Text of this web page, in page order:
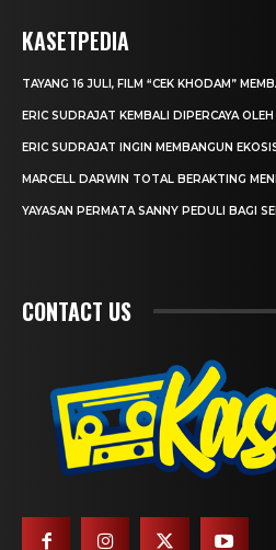
KASETPEDIA
TAYANG 16 JULI, FILM “CEK KHODAM”
ERIC SUDRAJAT KEMBALI DIPERCAYA
ERIC SUDRAJAT INGIN MEMBANGUN
MARCELL DARWIN TOTAL BERAKTING
YAYASAN PERMATA SANNY PEDULI BAGI
CONTACT US